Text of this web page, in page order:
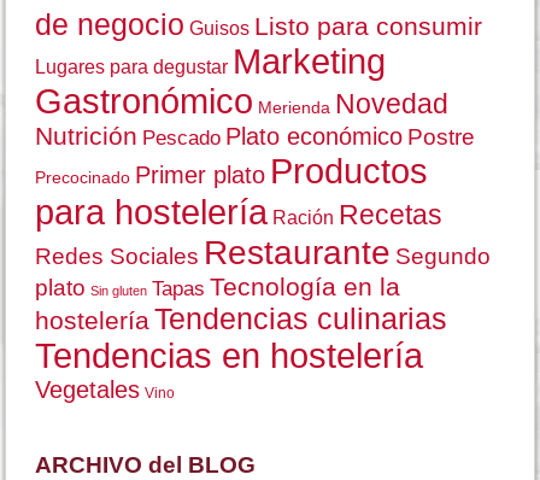
de negocio Guisos Listo para consumir
Lugares para degustar Marketing
Gastronómico Merienda Novedad
Nutrición Pescado Plato económico Postre
Precocinado Primer plato Productos
para hostelería Ración Recetas
Redes Sociales Restaurante Segundo
plato Sin gluten Tapas Tecnología en la
hosteleríaTendencias culinarias
Tendencias en hostelería
Vegetales Vino
ARCHIVO del BLOG